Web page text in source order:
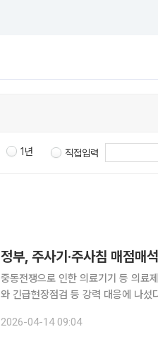
1년 직접입력
정부, 주사기·주사침 매점매
중동전쟁으로 인한 의료기기 등 의료
와 긴급현장점검 등 강력 대응에 나섰
건복지부는 14일 서울 중구 콘퍼런스
2026-04-14 09:04